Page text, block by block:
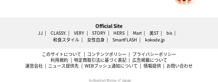
Official Site
JJ CLASSY. VERY STORY HERS Mart 美ST
bis
和食スタイル
女性自身 SmartFLASH kokode.jp
このサイトについて コンテンツポリシー
プライバシーポリシー
利用規約
特定商取引法に基づく表記
広告掲載について
運営会社
ニュース提供先 WEBプッシュ通知について 情報提供 お問い合わせ